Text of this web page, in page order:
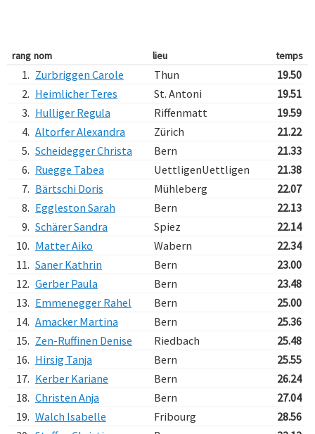
rang nom lieu temps
1. Zurbriggen Carole Thun
19.50
2. Heimlicher Teres St. Antoni
19.51
3. Hulliger Regula Riffenmatt
19.59
4. Altorfer Alexandra Zürich
21.22
5. Scheidegger Christa Bern
21.33
6. Ruegge Tabea UettligenUettligen
21.38
7. Bärtschi Doris Mühleberg
22.07
8. Eggleston Sarah Bern
22.13
9. Schärer Sandra Spiez
22.14
10. Matter Aiko Wabern
22.34
11. Saner Kathrin Bern
23.00
12. Gerber Paula Bern
23.48
13. Emmenegger Rahel Bern
25.00
14. Amacker Martina Bern
25.36
15. Zen-Ruffinen Denise Riedbach
25.48
16. Hirsig Tanja Bern
25.55
17. Kerber Kariane Bern
26.24
18. Christen Anja Bern
27.04
19. Walch Isabelle Fribourg
28.56